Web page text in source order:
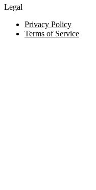
Legal
Privacy Policy
Terms of Service